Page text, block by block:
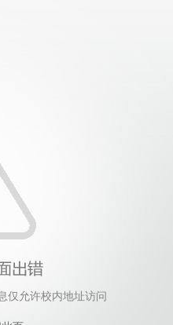
仅允许校内地址访问